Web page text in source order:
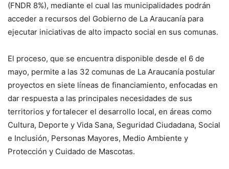
(FNDR 8%), mediante el cual las municipalidades podrán
acceder a recursos del Gobierno de La Araucanía para
ejecutar iniciativas de alto impacto social en sus comunas.
El proceso, que se encuentra disponible desde el 6 de
mayo, permite a las 32 comunas de La Araucanía postular
proyectos en siete líneas de financiamiento, enfocadas en
dar respuesta a las principales necesidades de sus
territorios y fortalecer el desarrollo local, en áreas como
Cultura, Deporte y Vida Sana, Seguridad Ciudadana, Social
e Inclusión, Personas Mayores, Medio Ambiente y
Protección y Cuidado de Mascotas.